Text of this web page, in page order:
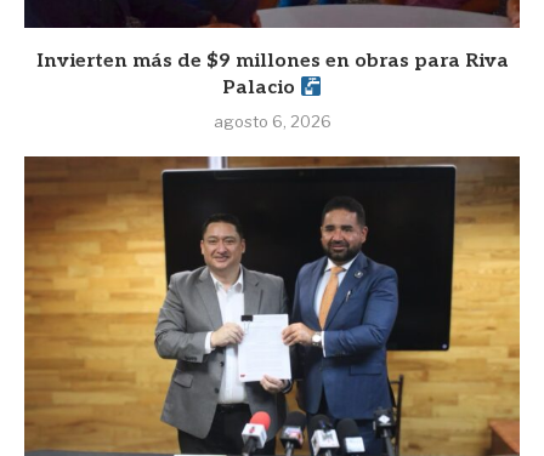
Invierten más de $9 millones en obras para Riva
Palacio
agosto 6, 2026